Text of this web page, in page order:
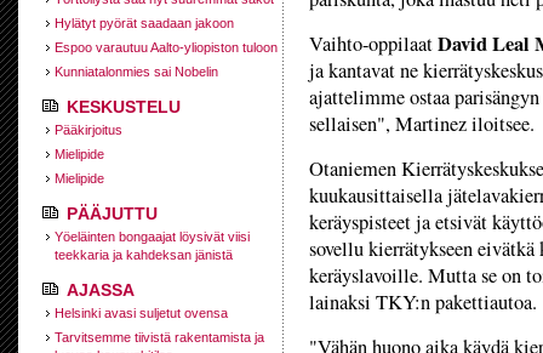
Hylätyt pyörät saadaan jakoon
Espoo varautuu Aalto-yliopiston tuloon
Kunniatalonmies sai Nobelin
KESKUSTELU
Pääkirjoitus
Mielipide
Mielipide
PÄÄJUTTU
Yöeläinten bongaajat löysivät viisi
teekkaria ja kahdeksan jänistä
AJASSA
Helsinki avasi suljetut ovensa
Tarvitsemme tiivistä rakentamista ja
Vaihto-oppilaatDavid Leal
ja kantavat ne
ajattelimme ostaa
sellaisen", Martinez iloitsee.
Otaniemen
kuukausittaisella
keräyspisteet ja etsivät
sovellu kierrätykseen
keräyslavoille. Mutta se on
lainaksi TKY:n pakettiautoa.
"Vähän huono aika käydä